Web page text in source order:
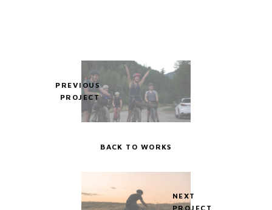
PREVIOUS
PROJECT
BACK TO WORKS
NEXT
PROJECT